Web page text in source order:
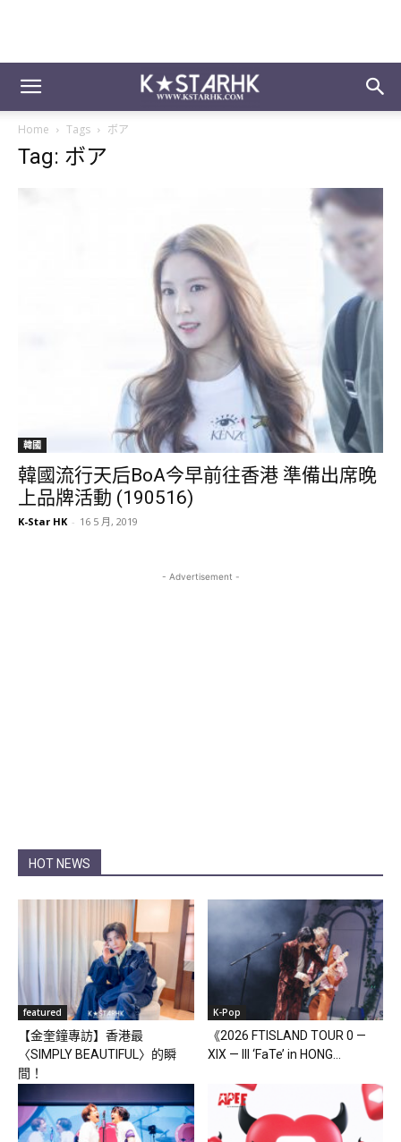
Home Tags ボア
Tag: ボア
韓國
韓國流行天后BoA今早前往香港 準備出席晚
上品牌活動 (190516)
K-Star HK - 16 5 月, 2019
- Advertisement -
HOT NEWS
featured
【金奎鐘專訪】香港最
〈SIMPLY BEAUTIFUL〉的瞬
間！
K-Pop
《2026 FTISLAND TOUR 0 —
XIX — III ‘FaTe’ in HONG...